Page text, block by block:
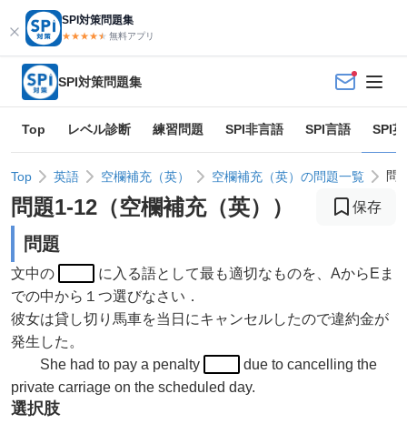
SPI対策問題集
★★★★★
★ 無料アプリ
SPI対策問題集
Top レベル診断 練習問題 SPI非言語 SPI言語 SPI
Top 英語 空欄補充（英） 空欄補充（英）の問題一覧 問
問題1-12 （空欄補充（英） ） 保存
問題
文中の
に入る語として最も適切なものを、AからEま
での中から１つ選びなさい．
彼女は貸し切り馬車を当日にキャンセルしたので違約金が
発生した。
She had to pay a penalty
due to cancelling the
private carriage on the scheduled day.
選択肢